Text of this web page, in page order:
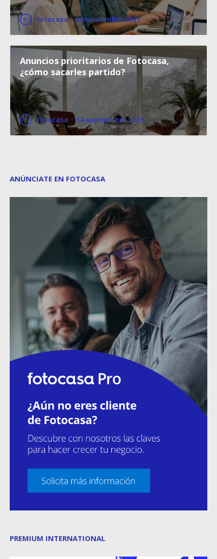
Fotocasa · 29 noviembre 2021
Anuncios prioritarios de Fotocasa,
¿cómo sacarles partido?
Fotocasa · 14 septiembre 2021
ANÚNCIATE EN FOTOCASA
PREMIUM INTERNATIONAL